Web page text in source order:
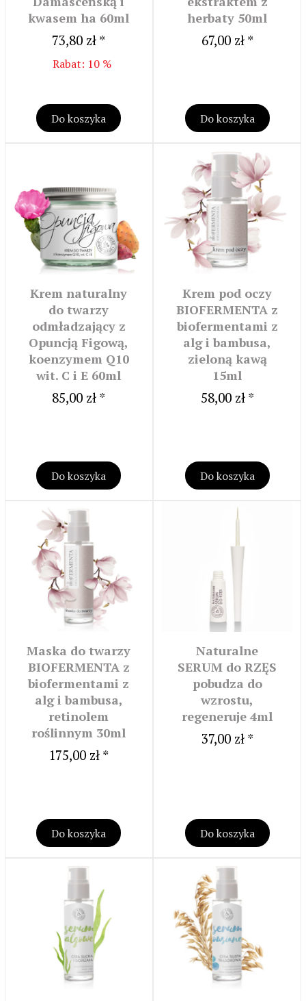
kwasem ha 60ml
73,80 zł *
Rabat: 10 %
Do koszyka
herbaty 50ml
67,00 zł *
Do koszyka
Krem naturalny
do twarzy
odmładzający z
Opuncją Figową,
koenzymem Q10
wit. C i E 60ml
85,00 zł *
Do koszyka
Krem pod oczy
BIOFERMENTA z
biofermentami z
alg i bambusa,
zieloną kawą
15ml
58,00 zł *
Do koszyka
Maska do twarzy
BIOFERMENTA z
biofermentami z
alg i bambusa,
retinolem
roślinnym 30ml
175,00 zł *
Do koszyka
Naturalne
SERUM do RZĘS
pobudza do
wzrostu,
regeneruje 4ml
37,00 zł *
Do koszyka